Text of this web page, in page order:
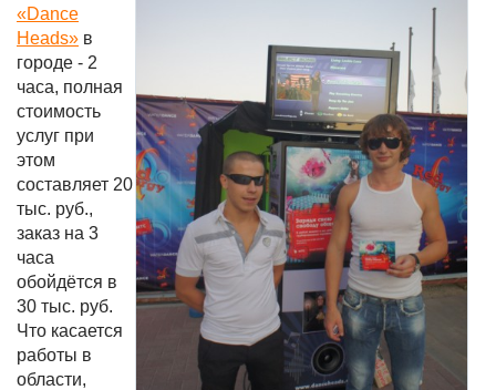
«Dance
Heads» в
городе - 2
часа, полная
стоимость
услуг при
этом
составляет 20
тыс. руб.,
заказ на 3
часа
обойдётся в
30 тыс. руб.
Что касается
работы в
области,